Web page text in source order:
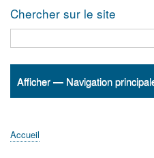
Chercher sur le site
Navigation
Afficher — Navigation
Accueil
ActualitésMATh.en.JEANS ?
Régions et Ateliers
Créer, gérer un atelier
Sujets/Publications
Congrès
Accueil